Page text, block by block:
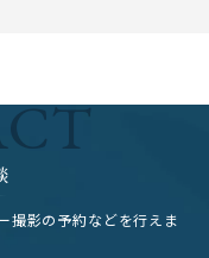
撮影の予約などを行えま